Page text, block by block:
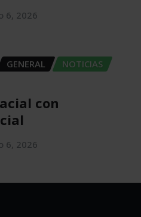
6, 2026
GENERAL
NOTICIAS
con
6, 2026